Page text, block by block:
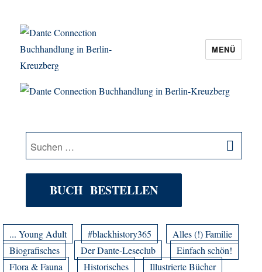
Dante Connection Buchhandlung in
MENÜ
Suche
nach:
BUCH BESTELLEN
... Young Adult #blackhistory365
Alles (!) Familie
Biografisches
Der Dante-Leseclub
Einfach schön!
Flora & Fauna
Historisches
Illustrierte Bücher